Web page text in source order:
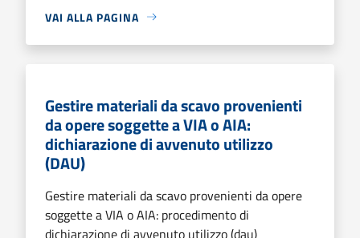
VAI ALLA PAGINA
Gestire materiali da scavo provenienti
da opere soggette a VIA o AIA:
dichiarazione di avvenuto utilizzo
(DAU)
Gestire materiali da scavo provenienti da opere
soggette a VIA o AIA: procedimento di
dichiarazione di avvenuto utilizzo (dau)